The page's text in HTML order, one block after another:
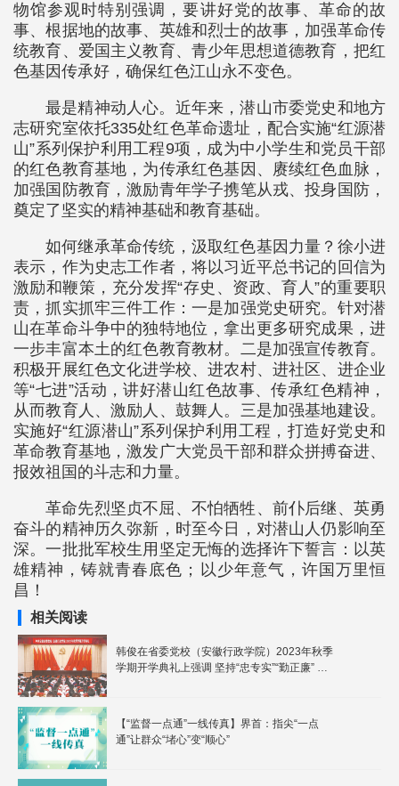
物馆参观时特别强调，要讲好党的故事、革命的故
事、根据地的故事、英雄和烈士的故事，加强革命传
统教育、爱国主义教育、青少年思想道德教育，把红
色基因传承好，确保红色江山永不变色。
最是精神动人心。近年来，潜山市委党史和地方
志研究室依托335处红色革命遗址，配合实施“红源潜
山”系列保护利用工程9项，成为中小学生和党员干部
的红色教育基地，为传承红色基因、赓续红色血脉，
加强国防教育，激励青年学子携笔从戎、投身国防，
奠定了坚实的精神基础和教育基础。
如何继承革命传统，汲取红色基因力量？徐小进
表示，作为史志工作者，将以习近平总书记的回信为
激励和鞭策，充分发挥“存史、资政、育人”的重要职
责，抓实抓牢三件工作：一是加强党史研究。针对潜
山在革命斗争中的独特地位，拿出更多研究成果，进
一步丰富本土的红色教育教材。二是加强宣传教育。
积极开展红色文化进学校、进农村、进社区、进企业
等“七进”活动，讲好潜山红色故事、传承红色精神，
从而教育人、激励人、鼓舞人。三是加强基地建设。
实施好“红源潜山”系列保护利用工程，打造好党史和
革命教育基地，激发广大党员干部和群众拼搏奋进、
报效祖国的斗志和力量。
革命先烈坚贞不屈、不怕牺牲、前仆后继、英勇
奋斗的精神历久弥新，时至今日，对潜山人仍影响至
深。一批批军校生用坚定无悔的选择许下誓言：以英
雄精神，铸就青春底色；以少年意气，许国万里恒
昌！
相关阅读
韩俊在省委党校（安徽行政学院）2023年秋季
学期开学典礼上强调 坚持“忠专实”“勤正廉” 努
【“监督一点通”一线传真】界首：指尖“一点
通”让群众“堵心”变“顺心”